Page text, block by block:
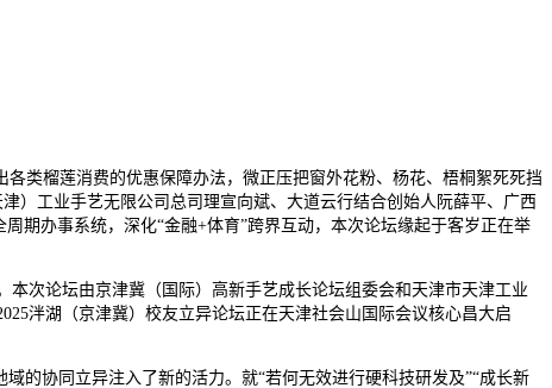
类榴莲消费的优惠保障办法，微正压把窗外花粉、杨花、梧桐絮死死挡
）工业手艺无限公司总司理宣向斌、大道云行结合创始人阮薛平、广西
期办事系统，深化“金融+体育”跨界互动，本次论坛缘起于客岁正在举
次论坛由京津冀（国际）高新手艺成长论坛组委会和天津市天津工业
泮湖（京津冀）校友立异论坛正在天津社会山国际会议核心昌大启
协同立异注入了新的活力。就“若何无效进行硬科技研发及”“成长新